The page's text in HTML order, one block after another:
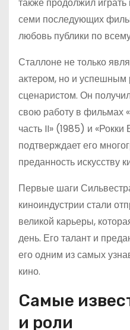
семи последующих
любовь публики по
Сталлоне не только
актером, но и успешным
сценаристом. Он
свою работу в фильмах
часть II» (1985) и
подтверждает его
преданность искусству
Первые шаги
киноиндустрии стали
великой карьеры,
день. Его талант и
его одним из самых
кино.
Самые
и роли